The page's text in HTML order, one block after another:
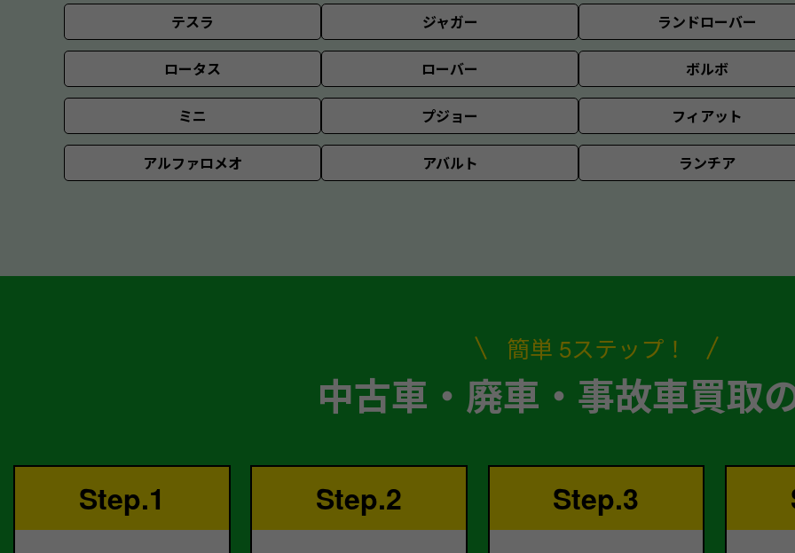
テスラ ジャガー ランドローバー
ロータス ローバー ボルボ
ミニ プジョー フィアット
アルファロメオ アバルト ランチア
簡単 5ステップ！
中古車・廃車・事故車買取
Step.1 Step.2 Step.3